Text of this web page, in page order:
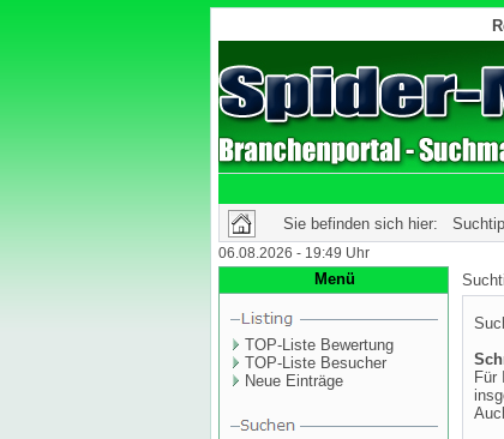
Sie befinden sich hier:
06.08.2026 - 19:49 Uhr
Menü
TOP-Liste Bewertung
TOP-Liste Besucher
Neue Einträge
Für